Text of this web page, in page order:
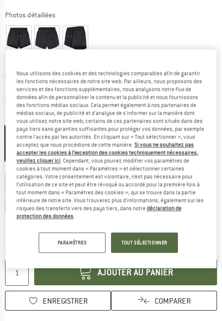
Photos détaillées
Prix initial :
39,95€
Prix:
25,97€ TVA incl.
hors Frais de livraisonInformations sur les frais de livraison. Ouvre une
Couleur:Black
-35 %
Sélectionner taille:
EU34 EU36 EU38 EU40 EU42
EU44 EU46 EU48
Guide des tailles
Délai de livraison: 3-5 jours ouvrables
Le lien s'ouvre dans une boîte
AJOUTER AU PANIER
ENREGISTRER COMPARER
Nous utilisons des cookies et des technologies comparables afin de garantir
les fonctions nécessaires de notre site web. Par ailleurs, nous proposons des
services et des fonctions supplémentaires, nous analysons notre flux de
données afin de personnaliser le contenu et la publicité et nous fournissons
des fonctions médias sociaux. Cela permet également à nos partenaires de
médias sociaux, de publicité et d'analyse de s'informer sur la manière dont
vous utilisez notre site web; certains de ces partenaires sont situés dans des
pays tiers sans garanties suffisantes pour protéger vos données, par exemple
contre l'accès par les autorités. En cliquant sur « Tout sélectionner », vous
acceptez que nous procédions de cette manière.Si vous ne souhaitez pas
accepter les cookies à l’exception des cookies techniquement nécessaires,
veuillez cliquer ici. Cependant, vous pouvez modifier vos paramètres de
cookies à tout moment dans « Paramètres » et sélectionner certaines
catégories. Votre consentement est volontaire, n’est pas nécessaire pour
l’utilisation de ce site et peut être révoqué ou accordé pour la première fois à
tout moment dans « Paramètres des cookies », qui se trouve dans la partie
inférieure de notre site. Vous trouverez plus d'informations, également sur les
risques des transferts vers des pays tiers, dans notredéclaration de
protection des données.
PARAMÈTRES TOUT SÉLECTIONNER